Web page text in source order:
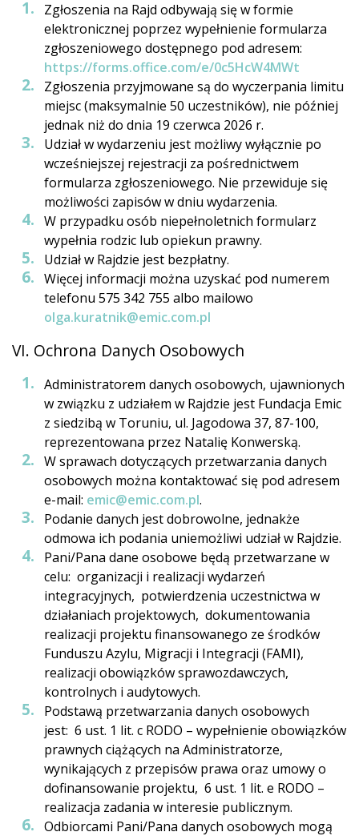
Zgłoszenia na Rajd odbywają się w formie
elektronicznej poprzez wypełnienie formularza
zgłoszeniowego dostępnego pod adresem:
https://forms.office.com/e/0c5HcW4MWt
Zgłoszenia przyjmowane są do wyczerpania limitu
miejsc (maksymalnie 50 uczestników), nie później
jednak niż do dnia 19 czerwca 2026 r.
Udział w wydarzeniu jest możliwy wyłącznie po
wcześniejszej rejestracji za pośrednictwem
formularza zgłoszeniowego. Nie przewiduje się
możliwości zapisów w dniu wydarzenia.
W przypadku osób niepełnoletnich formularz
wypełnia rodzic lub opiekun prawny.
Udział w Rajdzie jest bezpłatny.
Więcej informacji można uzyskać pod numerem
telefonu 575 342 755 albo mailowo
olga.kuratnik@emic.com.pl
VI. Ochrona Danych Osobowych
Administratorem danych osobowych, ujawnionych
w związku z udziałem w Rajdzie jest Fundacja Emic
z siedzibą w Toruniu, ul. Jagodowa 37, 87-100,
reprezentowana przez Natalię Konwerską.
W sprawach dotyczących przetwarzania danych
osobowych można kontaktować się pod adresem
e-mail: emic@emic.com.pl.
Podanie danych jest dobrowolne, jednakże
odmowa ich podania uniemożliwi udział w Rajdzie.
Pani/Pana dane osobowe będą przetwarzane w
celu: organizacji i realizacji wydarzeń
integracyjnych, potwierdzenia uczestnictwa w
działaniach projektowych, dokumentowania
realizacji projektu finansowanego ze środków
Funduszu Azylu, Migracji i Integracji (FAMI),
realizacji obowiązków sprawozdawczych,
kontrolnych i audytowych.
Podstawą przetwarzania danych osobowych
jest: 6 ust. 1 lit. c RODO – wypełnienie obowiązków
prawnych ciążących na Administratorze,
wynikających z przepisów prawa oraz umowy o
dofinansowanie projektu, 6 ust. 1 lit. e RODO –
realizacja zadania w interesie publicznym.
Odbiorcami Pani/Pana danych osobowych mogą